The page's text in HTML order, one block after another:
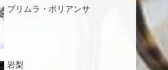
プリムラ・ポリアンサ
岩梨